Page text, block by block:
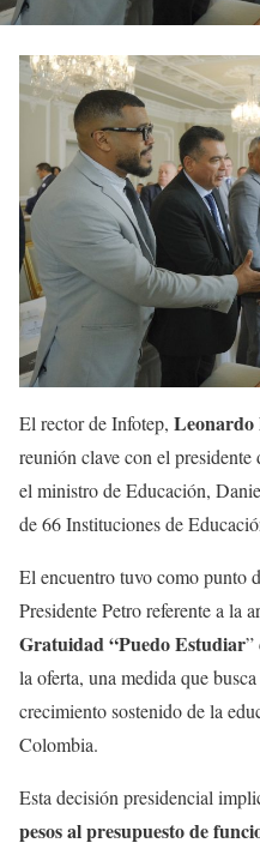
El rector de Infotep, Leonardo
reunión clave con el presidente
el ministro de Educación,
de 66 Instituciones de
El encuentro tuvo como punto
Presidente Petro referente a la
Gratuidad “Puedo Estudiar”
la oferta, una medida que
crecimiento sostenido de la
Colombia.
Esta decisión presidencial
pesos al presupuesto de